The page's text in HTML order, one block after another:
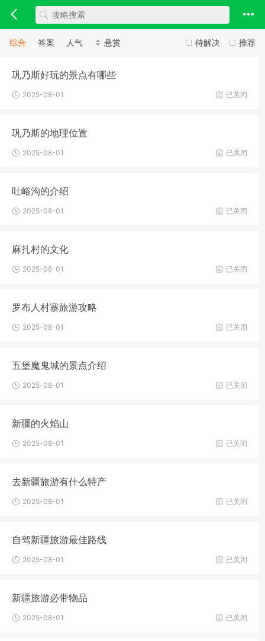
推荐
待解决
综合 答案 人气 悬赏
巩乃斯好玩的景点有哪些
已关闭
2025-08-01
巩乃斯的地理位置
已关闭
2025-08-01
吐峪沟的介绍
已关闭
2025-08-01
麻扎村的文化
已关闭
2025-08-01
罗布人村寨旅游攻略
已关闭
2025-08-01
五堡魔鬼城的景点介绍
已关闭
2025-08-01
新疆的火焰山
已关闭
2025-08-01
去新疆旅游有什么特产
已关闭
2025-08-01
自驾新疆旅游最佳路线
已关闭
2025-08-01
新疆旅游必带物品
已关闭
2025-08-01